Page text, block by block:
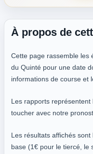
À propos de
Cette page rassemble les
du Quinté pour une date
informations de course et
Les rapports
toucher avec notre
Les résultats affichés
base (1€ pour le tiercé, le